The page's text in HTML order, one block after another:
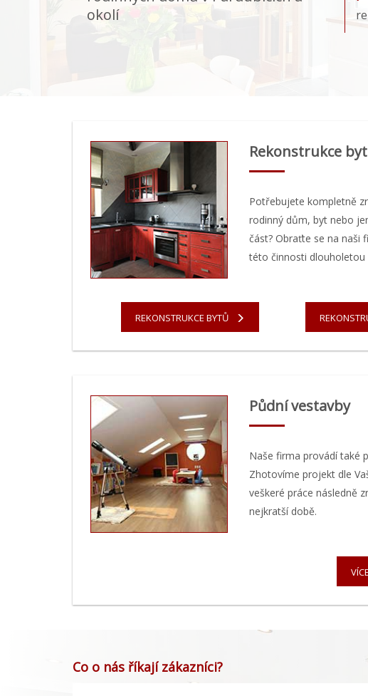
okolí
Rekonstrukce
Potřebujete kompletně
rodinný dům, byt nebo
část? Obraťte se na naši
této činnosti dlouholetou
REKONSTRUKCE BYTŮ
Půdní vestavby
Naše firma provádí také
Zhotovíme projekt dle
veškeré práce následně
nejkratší době.
Co o nás říkají zákazníci?